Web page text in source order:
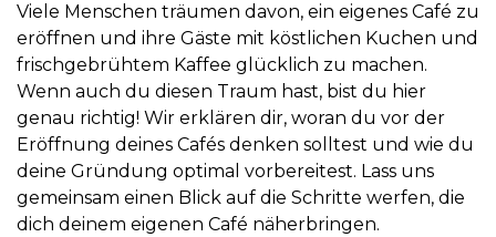
Viele Menschen träumen davon, ein eigenes Café zu
eröffnen und ihre Gäste mit köstlichen Kuchen und
frischgebrühtem Kaffee glücklich zu machen.
Wenn auch du diesen Traum hast, bist du hier
genau richtig! Wir erklären dir, woran du vor der
Eröffnung deines Cafés denken solltest und wie du
deine Gründung optimal vorbereitest. Lass uns
gemeinsam einen Blick auf die Schritte werfen, die
dich deinem eigenen Café näherbringen.